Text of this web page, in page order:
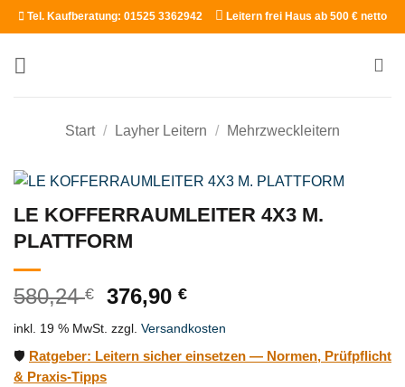
Zum
Inhalt
springen
Tel. Kaufberatung: 01525 3362942 Leitern frei Haus ab 500 € netto
Start / Layher Leitern / Mehrzweckleitern
LE KOFFERRAUMLEITER 4X3 M.
PLATTFORM
580,24€
Ursprünglicher
war:
580,24 €
376,90€Aktueller
ist:
376,90 €.
inkl. 19 % MwSt. zzgl. Versandkosten
🛡️ Ratgeber: Leitern sicher einsetzen — Normen, Prüfpflicht
& Praxis-Tipps